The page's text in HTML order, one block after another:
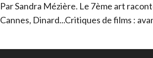
Par Sandra Mézière. Le 7ème art
Cannes, Dinard...Critiques de films :